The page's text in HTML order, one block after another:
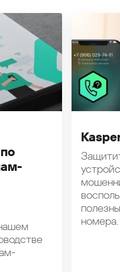
номера.